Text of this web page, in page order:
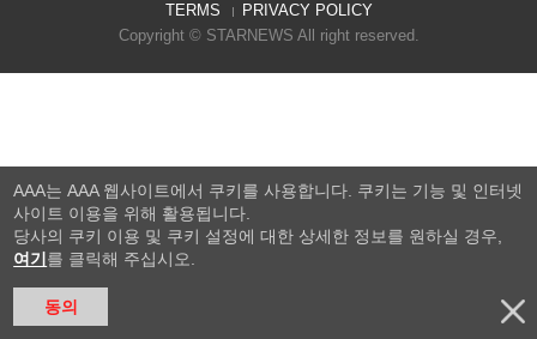
TERMS
PRIVACY POLICY
Copyright © STARNEWS All right reserved.
AAA는 AAA 웹사이트에서 쿠키를 사용합니다. 쿠키는 기능 및 인터넷
사이트 이용을 위해 활용됩니다.
당사의 쿠키 이용 및 쿠키 설정에 대한 상세한 정보를 원하실 경우,
여기 를 클릭해 주십시오.
동의